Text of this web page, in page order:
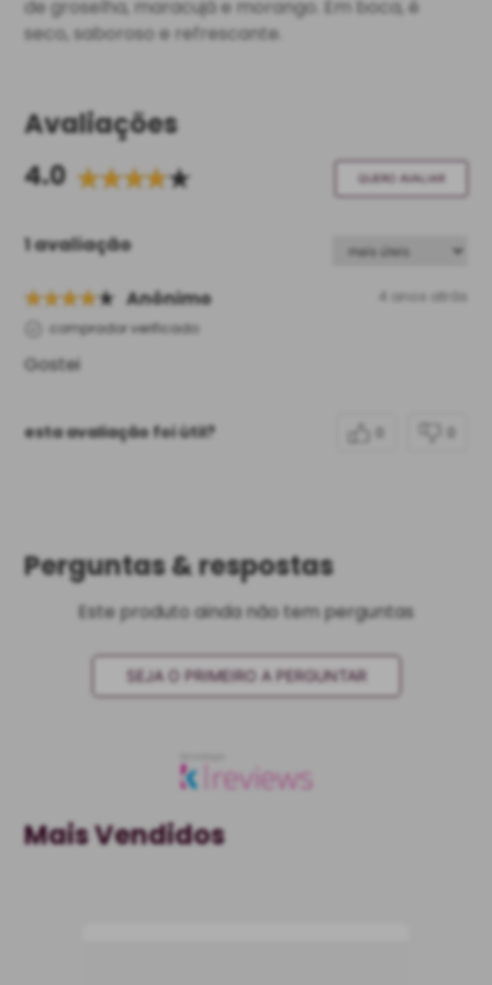
de groselha, maracujá e morango. Em boca, é
seco, saboroso e refrescante.
Avaliações
4.0
QUERO AVALIAR
1 avaliação
Anônimo 4 anos atrás
comprador verificado
Gostei
esta avaliação foi útil?
Perguntas & respostas
Este produto ainda não tem perguntas
SEJA O PRIMEIRO A PERGUNTAR
Mais Vendidos